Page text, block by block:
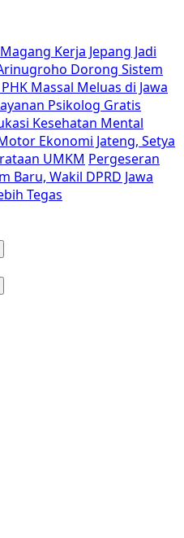
Kerja Jepang Jadi
Dorong Sistem
Massal Meluas di Jawa
Psikolog Gratis
Kesehatan Mental
Ekonomi Jateng, Setya
UMKM Pergeseran
Baru, Wakil DPRD Jawa
Tegas